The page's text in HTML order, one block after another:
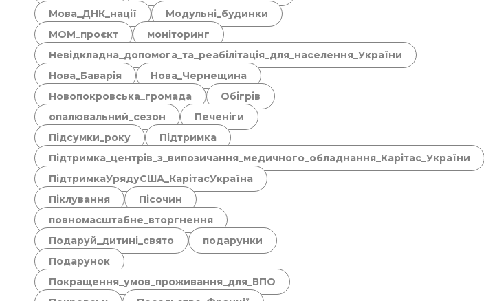
Мова_ДНК_нації
Модульні_будинки
МОМ_проєкт
моніторинг
Невідкладна_допомога_та_реабілітація_для_населення_України
Нова_Баварія
Нова_Чернещина
Новопокровська_громада
Обігрів
опалювальний_сезон
Печеніги
Підсумки_року
Підтримка
Підтримка_центрів_з_випозичання_медичного_обладнання_Карітас_України
ПідтримкаУрядуСША_КарітасУкраїна
Піклування
Пісочин
повномасштабне_вторгнення
Подаруй_дитині_свято
подарунки
Подарунок
Покращення_умов_проживання_для_ВПО